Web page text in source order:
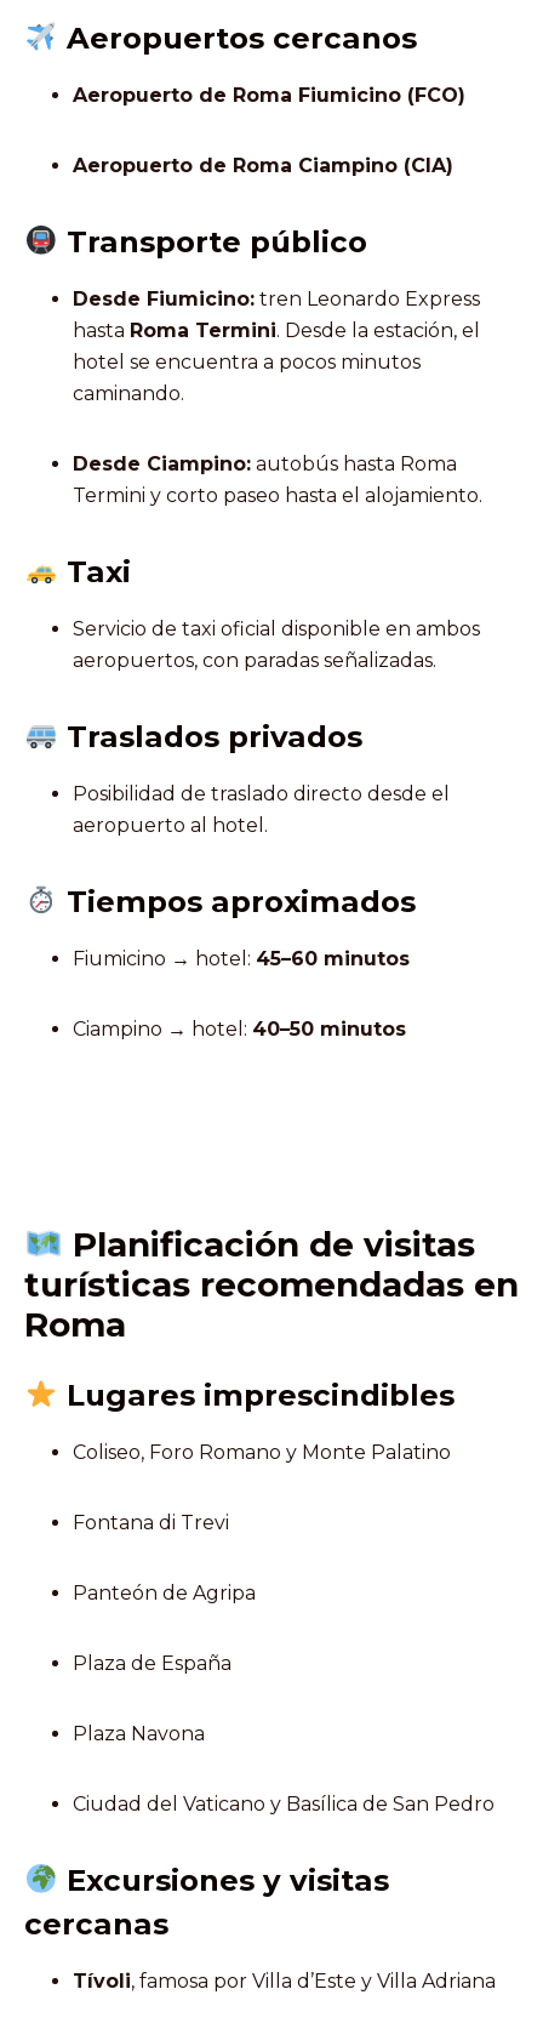
Aeropuertos cercanos
Aeropuerto de Roma Fiumicino (FCO)
Aeropuerto de Roma Ciampino (CIA)
Transporte público
Desde Fiumicino: tren Leonardo Express
hasta Roma Termini. Desde la estación, el
hotel se encuentra a pocos minutos
caminando.
Desde Ciampino: autobús hasta Roma
Termini y corto paseo hasta el alojamiento.
Taxi
Servicio de taxi oficial disponible en ambos
aeropuertos, con paradas señalizadas.
Traslados privados
Posibilidad de traslado directo desde el
aeropuerto al hotel.
Tiempos aproximados
Fiumicino → hotel: 45–60 minutos
Ciampino → hotel: 40–50 minutos
Planificación de visitas
turísticas recomendadas en
Roma
Lugares imprescindibles
Coliseo, Foro Romano y Monte Palatino
Fontana di Trevi
Panteón de Agripa
Plaza de España
Plaza Navona
Ciudad del Vaticano y Basílica de San Pedro
Excursiones y visitas
cercanas
Tívoli, famosa por Villa d’Este y Villa Adriana